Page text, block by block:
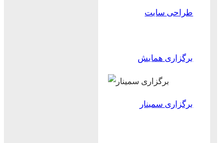
طراحی سایت
برگزاری همایش
برگزاری سمینار